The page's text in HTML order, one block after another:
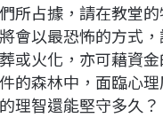
所占據，請在教堂的
以最恐怖的方式
或火化，亦可藉資
的森林中，面臨心
理智還能堅守多久？